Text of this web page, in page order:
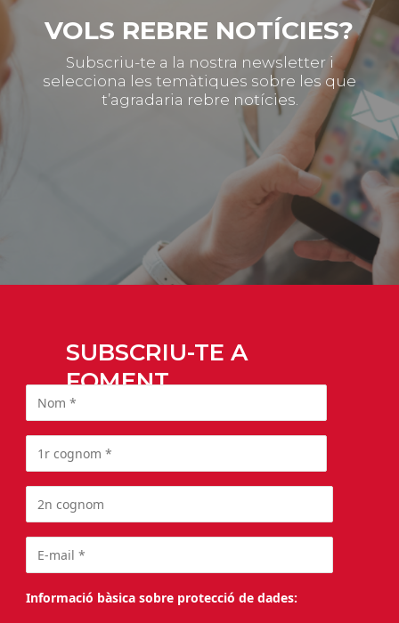
VOLS REBRE NOTÍCIES?
Subscriu-te a la nostra newsletter i
selecciona les temàtiques sobre les que
t’agradaria rebre notícies.
SUBSCRIU-TE A
FOMENT
Informació bàsica sobre protecció de dades: